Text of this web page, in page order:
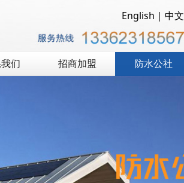
English | 中文
们 招商加盟 防水公社